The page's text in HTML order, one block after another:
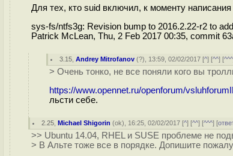
Для тех, кто suid включил, к моменту
sys-fs/ntfs3g: Revision bump to 2016.2.22-r2 to
Patrick McLean, Thu, 2 Feb 2017 00:35, commit
3.15 ,Andrey Mitrofanov (?), 13:59, 02/02/2017 [^] [^^] [^^^
> Очень тонко, не все поняли кого вы
https://www.opennet.ru/openforum/
льсти себе.
2.25 ,Michael Shigorin (ok), 16:25, 02/02/2017 [^] [^^] [^^^] [
>> Ubuntu 14.04, RHEL и SUSE проблеме не
> В Альте тоже все в порядке. Допишите